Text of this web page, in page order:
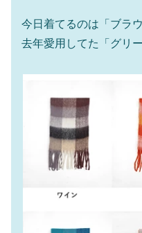
今日着てるのは「ブラウ
去年愛用してた「グリ